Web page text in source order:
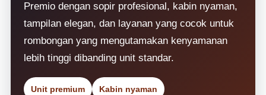
Premio dengan sopir profesional, kabin nyaman,
tampilan elegan, dan layanan yang cocok untuk
rombongan yang mengutamakan kenyamanan
lebih tinggi dibanding unit standar.
Unit premium Kabin nyaman